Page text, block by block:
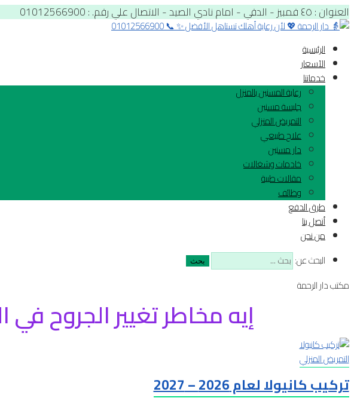
العنوان : ٤٥ قمبيز - الدقي - امام نادي الصيد - الاتصال علي رقم. : 01012566900
الرئيسية
الآسعار
خدماتنا
رعاية المسنين بالمنزل
جليسة مسنين
التمريض المنزلي
علاج طبيعي
دار مسنين
خادمات وشغالات
مقالات طبية
وظائف
طرق الدفع
أتصل بنا
من نحن
البحث عن:
مكتب دار الرحمة
إيه مخاطر تغيير الجروح
التمريض المنزلي
تركيب كانيولا لعام 2026 – 2027